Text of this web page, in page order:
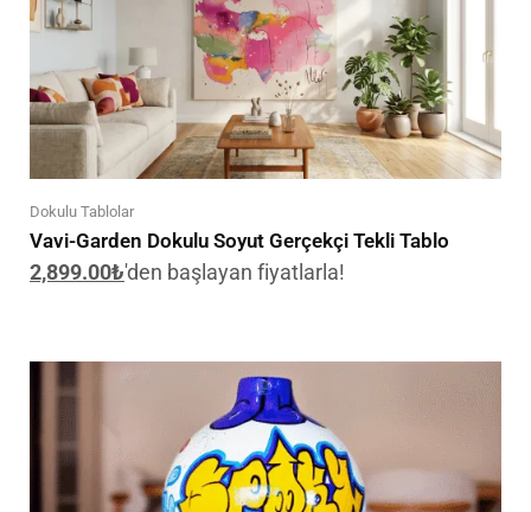
Dokulu Tablolar
Vavi-Garden Dokulu Soyut Gerçekçi Tekli Tablo
2,899.00₺'den başlayan fiyatlarla!